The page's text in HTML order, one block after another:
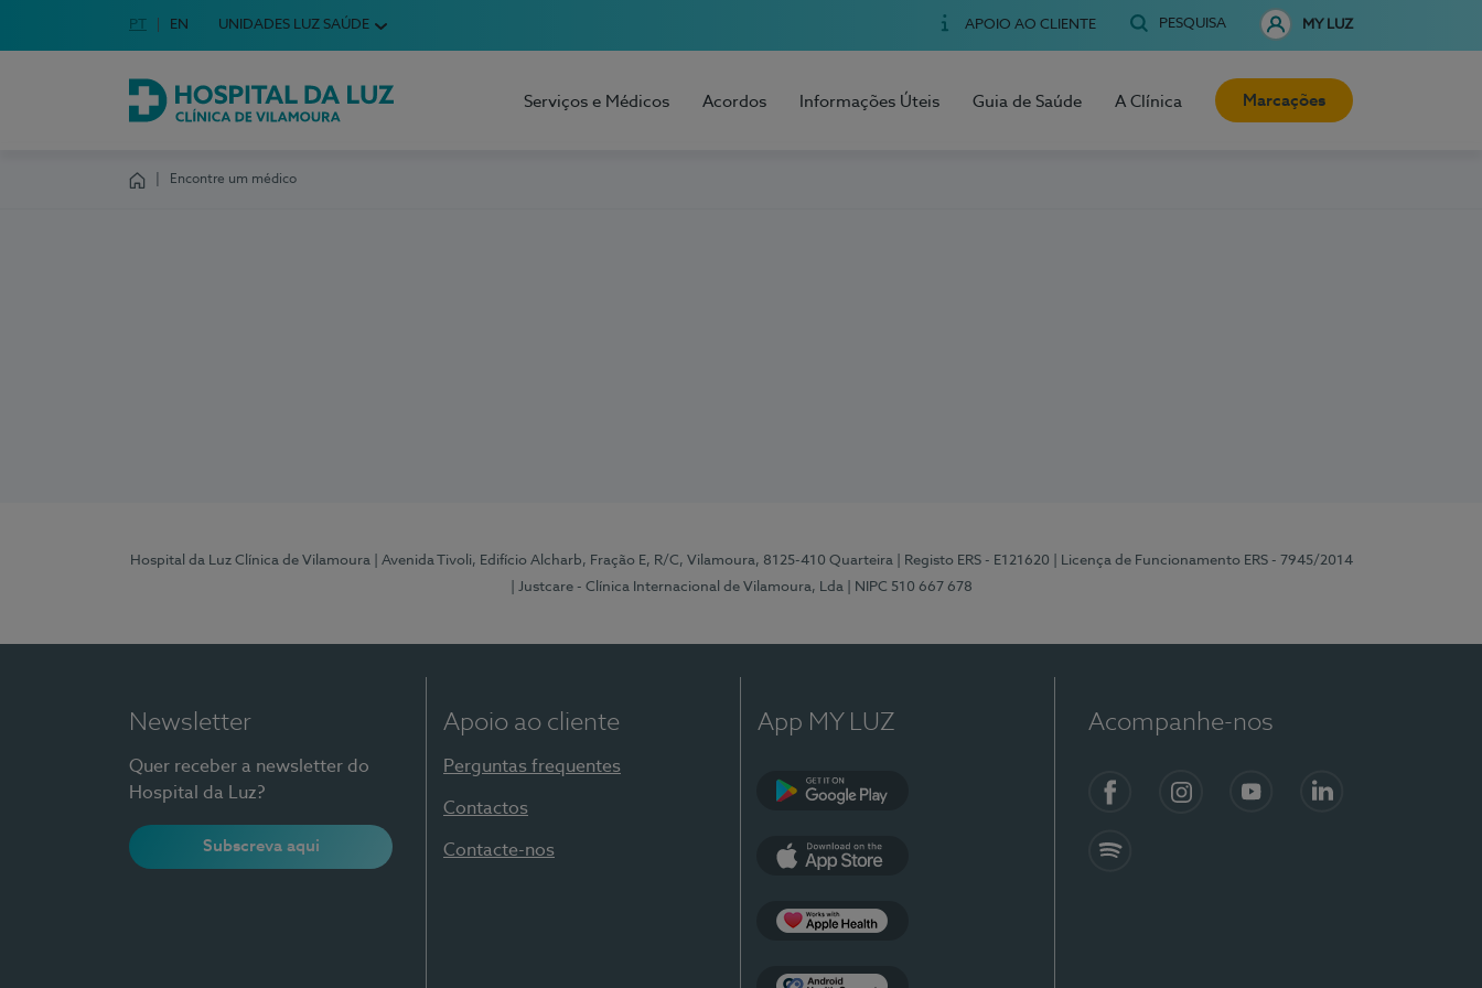
Escolha o seu idioma
Idioma em Português
PT English Language
EN UNIDADES LUZ SAÚDE APOIO AO CLIENTE PESQUISA MY LUZ
Hospital da Luz Clínica de Vilamoura
Serviços e Médicos Acordos Informações Úteis Guia de Saúde A Clínica Marcações
Encontre um médico
Hospital da Luz Clínica de Vilamoura | Avenida Tivoli, Edifício Alcharb, Fração E, R/C, Vilamoura, 8125-410 Quarteira | Registo ERS - E121620
| Licença de Funcionamento ERS - 7945/2014
| Justcare - Clínica Internacional de Vilamoura, Lda
| NIPC 510 667 678
Newsletter
Quer receber a newsletter do
Hospital da Luz?
Subscreva aqui
Apoio ao cliente
Perguntas frequentes
Contactos
Contacte-nos
App MY LUZ Acompanhe-nos